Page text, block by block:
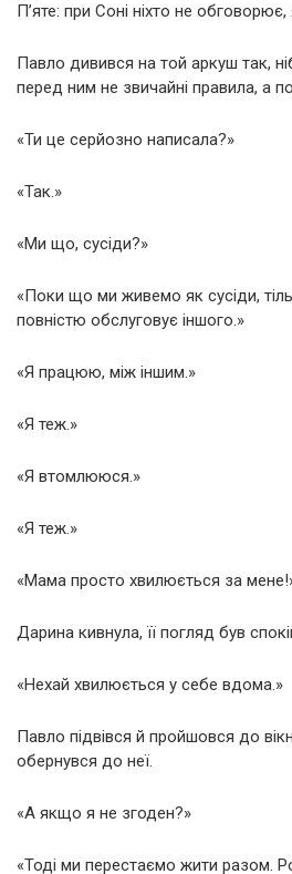
П’яте: при Соні ніхто не
Павло дивився на той аркуш так,
перед ним не звичайні правила, а
«Ти це серйозно написала?»
«Так.»
«Ми що, сусіди?»
«Поки що ми живемо як сусіди,
повністю обслуговує іншого.»
«Я працюю, між іншим.»
«Я теж.»
«Я втомлююся.»
«Я теж.»
«Мама просто хвилюється за
Дарина кивнула, її погляд був
«Нехай хвилюється у себе вдома.»
Павло підвівся й пройшовся до
обернувся до неї.
«А якщо я не згоден?»
«Тоді ми перестаємо жити разом.